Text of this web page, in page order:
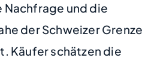
und die
der Schweizer Grenze
Käufer schätzen die